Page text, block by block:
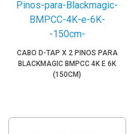
CABO D-TAP X 2 PINOS PARA
BLACKMAGIC BMPCC 4K E 6K
(150CM)